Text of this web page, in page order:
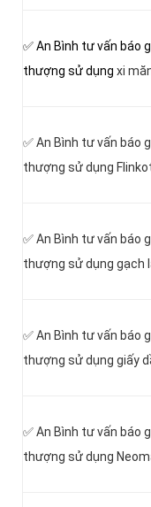
✅ An Bình tư vấn báo
thượng sử dụng xi
✅ An Bình tư vấn báo
thượng sử dụng
✅ An Bình tư vấn báo
thượng sử dụng gạch
✅ An Bình tư vấn báo
thượng sử dụng giấy
✅ An Bình tư vấn báo
thượng sử dụng